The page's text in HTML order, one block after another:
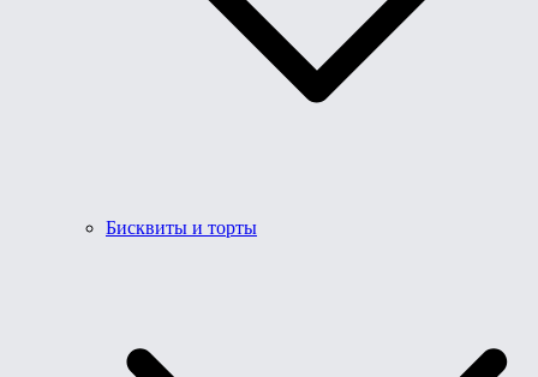
Бисквиты и торты